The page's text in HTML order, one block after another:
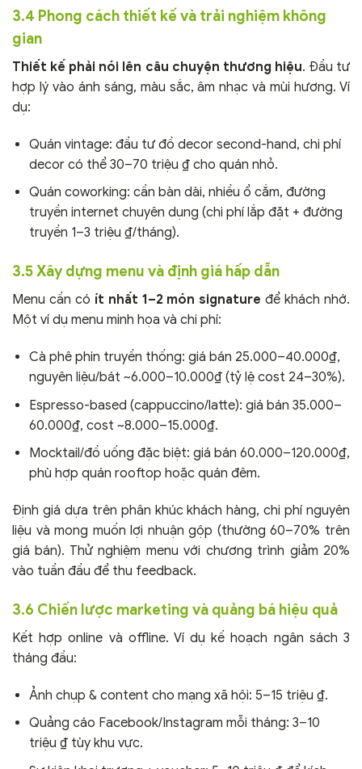
3.4 Phong cách thiết kế và trải nghiệm không
gian
Thiết kế phải nói lên câu chuyện thương hiệu. Đầu tư
hợp lý vào ánh sáng, màu sắc, âm nhạc và mùi hương. Ví
dụ:
Quán vintage: đầu tư đồ decor second-hand, chi phí
decor có thể 30–70 triệu ₫ cho quán nhỏ.
Quán coworking: cần bàn dài, nhiều ổ cắm, đường
truyền internet chuyên dụng (chi phí lắp đặt + đường
truyền 1–3 triệu ₫/tháng).
3.5 Xây dựng menu và định giá hấp dẫn
Menu cần có ít nhất 1–2 món signature để khách nhớ.
Một ví dụ menu minh họa và chi phí:
Cà phê phin truyền thống: giá bán 25.000–40.000₫,
nguyên liệu/bát ~6.000–10.000₫ (tỷ lệ cost 24–30%).
Espresso-based (cappuccino/latte): giá bán 35.000–
60.000₫, cost ~8.000–15.000₫.
Mocktail/đồ uống đặc biệt: giá bán 60.000–120.000₫,
phù hợp quán rooftop hoặc quán đêm.
Định giá dựa trên phân khúc khách hàng, chi phí nguyên
liệu và mong muốn lợi nhuận gộp (thường 60–70% trên
giá bán). Thử nghiệm menu với chương trình giảm 20%
vào tuần đầu để thu feedback.
3.6 Chiến lược marketing và quảng bá hiệu quả
Kết hợp online và offline. Ví dụ kế hoạch ngân sách 3
tháng đầu:
Ảnh chụp & content cho mạng xã hội: 5–15 triệu ₫.
Quảng cáo Facebook/Instagram mỗi tháng: 3–10
triệu ₫ tùy khu vực.